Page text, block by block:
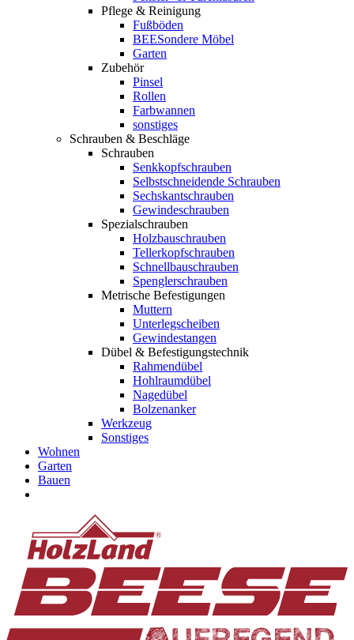
Pflege & Reinigung
Fußböden
BEESondere Möbel
Garten
Zubehör
Pinsel
Rollen
Farbwannen
sonstiges
Schrauben & Beschläge
Schrauben
Senkkopfschrauben
Selbstschneidende Schrauben
Sechskantschrauben
Gewindeschrauben
Spezialschrauben
Holzbauschrauben
Tellerkopfschrauben
Schnellbauschrauben
Spenglerschrauben
Metrische Befestigungen
Muttern
Unterlegscheiben
Gewindestangen
Dübel & Befestigungstechnik
Rahmendübel
Hohlraumdübel
Nagedübel
Bolzenanker
Werkzeug
Sonstiges
Wohnen
Garten
Bauen